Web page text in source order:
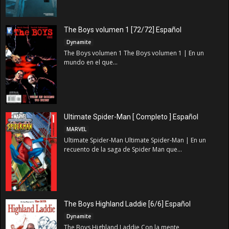
The Boys volumen 1 [72/72] Español
Dynamite
The Boys volumen 1 The Boys volumen 1 | En un
mundo en el que...
Ultimate Spider-Man [ Completo ] Español
MARVEL
Ultimate Spider-Man Ultimate Spider-Man | En un
recuento de la saga de Spider Man que...
The Boys Highland Laddie [6/6] Español
Dynamite